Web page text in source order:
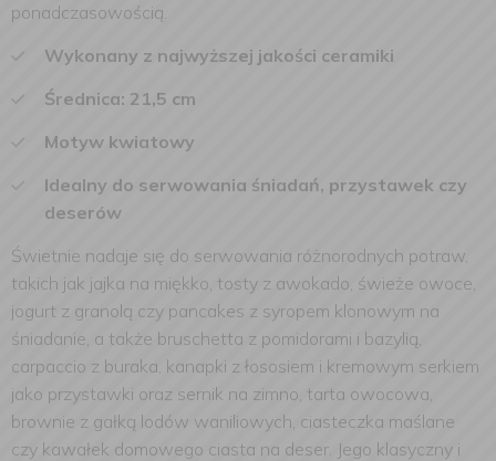
ponadczasowością.
Wykonany z najwyższej jakości ceramiki
Średnica: 21,5 cm
Motyw kwiatowy
Idealny do serwowania śniadań, przystawek czy
deserów
Świetnie nadaje się do serwowania różnorodnych potraw,
takich jak jajka na miękko, tosty z awokado, świeże owoce,
jogurt z granolą czy pancakes z syropem klonowym na
śniadanie, a także bruschetta z pomidorami i bazylią,
carpaccio z buraka, kanapki z łososiem i kremowym serkiem
jako przystawki oraz sernik na zimno, tarta owocowa,
brownie z gałką lodów waniliowych, ciasteczka maślane
czy kawałek domowego ciasta na deser. Jego klasyczny i